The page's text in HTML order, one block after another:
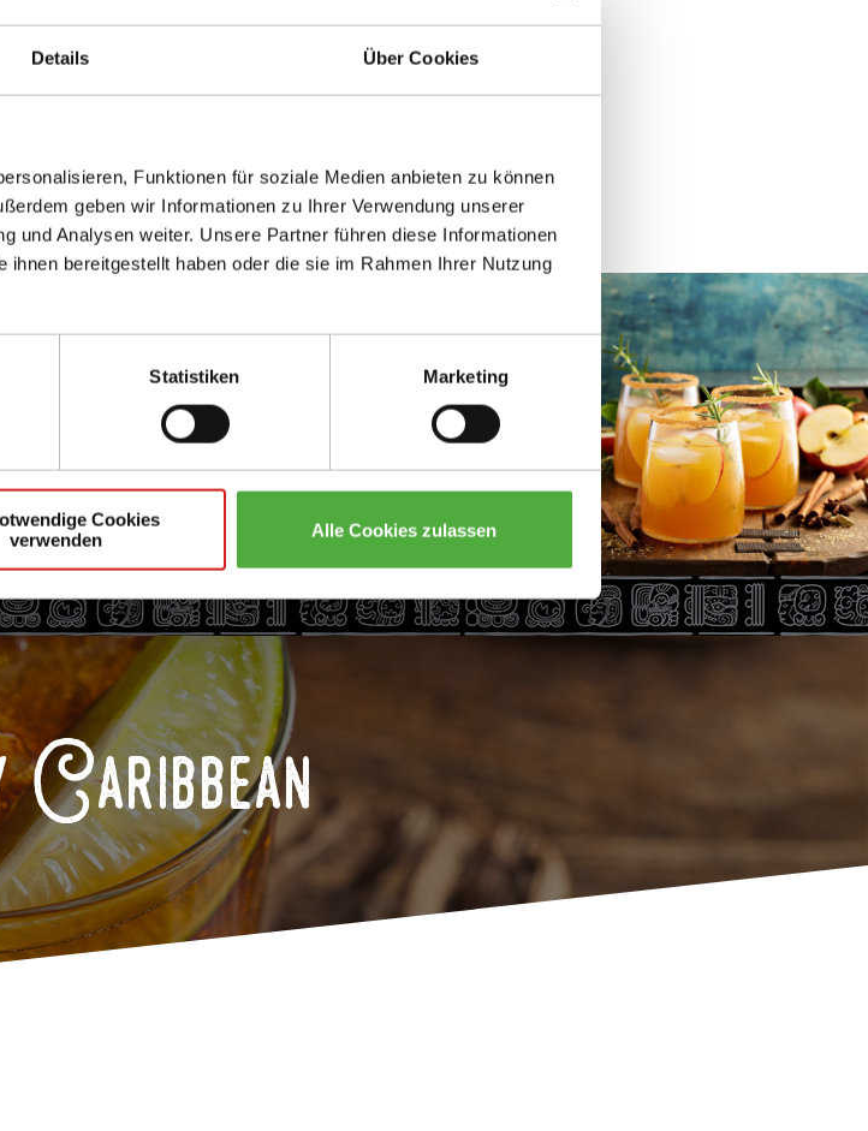
Details Über Cookies
Funktionen für soziale Medien anbieten zu können
geben wir Informationen zu Ihrer Verwendung unserer
und Analysen weiter. Unsere Partner führen diese Informationen
bereitgestellt haben oder die sie im Rahmen Ihrer Nutzung
Statistiken Marketing
Cookies
verwenden
Alle Cookies zulassen